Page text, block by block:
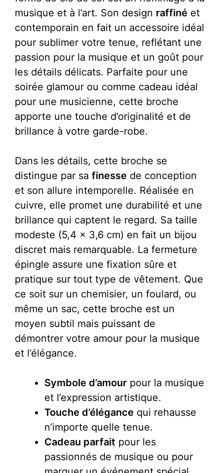
musique et à l’art. Son design raffiné et
contemporain en fait un accessoire idéal
pour sublimer votre tenue, reflétant une
passion pour la musique et un goût pour
les détails délicats. Parfaite pour une
soirée glamour ou comme cadeau idéal
pour une musicienne, cette broche
apporte une touche d’originalité et de
brillance à votre garde-robe.
Dans les détails, cette broche se
distingue par sa finesse de conception
et son allure intemporelle. Réalisée en
cuivre, elle promet une durabilité et une
brillance qui captent le regard. Sa taille
modeste (5,4 x 3,6 cm) en fait un bijou
discret mais remarquable. La fermeture
épingle assure une fixation sûre et
pratique sur tout type de vêtement. Que
ce soit sur un chemisier, un foulard, ou
même un sac, cette broche est un
moyen subtil mais puissant de
démontrer votre amour pour la musique
et l’élégance.
Symbole d’amour pour la musique
et l’expression artistique.
Touche d’élégance qui rehausse
n’importe quelle tenue.
Cadeau parfait pour les
passionnés de musique ou pour